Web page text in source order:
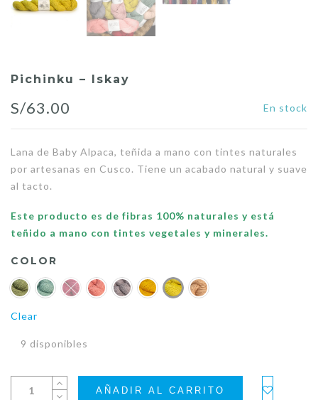
Pichinku – Iskay
S/63.00 En stock
Lana de Baby Alpaca, teñida a mano con tintes naturales
por artesanas en Cusco. Tiene un acabado natural y suave
al tacto.
Este producto es de fibras 100% naturales y está
teñido a mano con tintes vegetales y minerales.
COLOR
Clear
9 disponibles
AÑADIR AL CARRITO